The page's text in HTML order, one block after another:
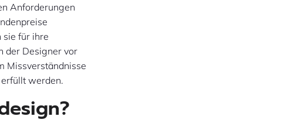
Anforderungen
sie für ihre
der Designer vor
Missverständnisse
werden.